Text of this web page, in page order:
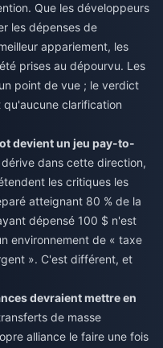
Que les développeurs
les dépenses de
appariement, les
prises au dépourvu. Les
point de vue ; le verdict
clarification
devient un jeu pay-to-
dans cette direction,
les critiques les
atteignant 80 % de la
dépensé 100 $ n'est
environnement de « taxe
». C'est différent, et
devraient mettre en
de masse
alliance le faire une fois